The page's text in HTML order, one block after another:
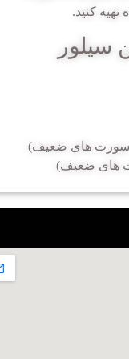
کنید.
سیلور
سورت های ضعیف)
های ضعیف)